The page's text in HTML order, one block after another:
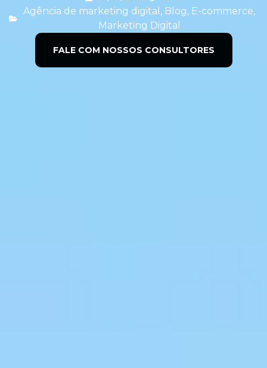
Agência de marketing digital , Blog, E-commerce,
Marketing Digital
FALE COM NOSSOS CONSULTORES